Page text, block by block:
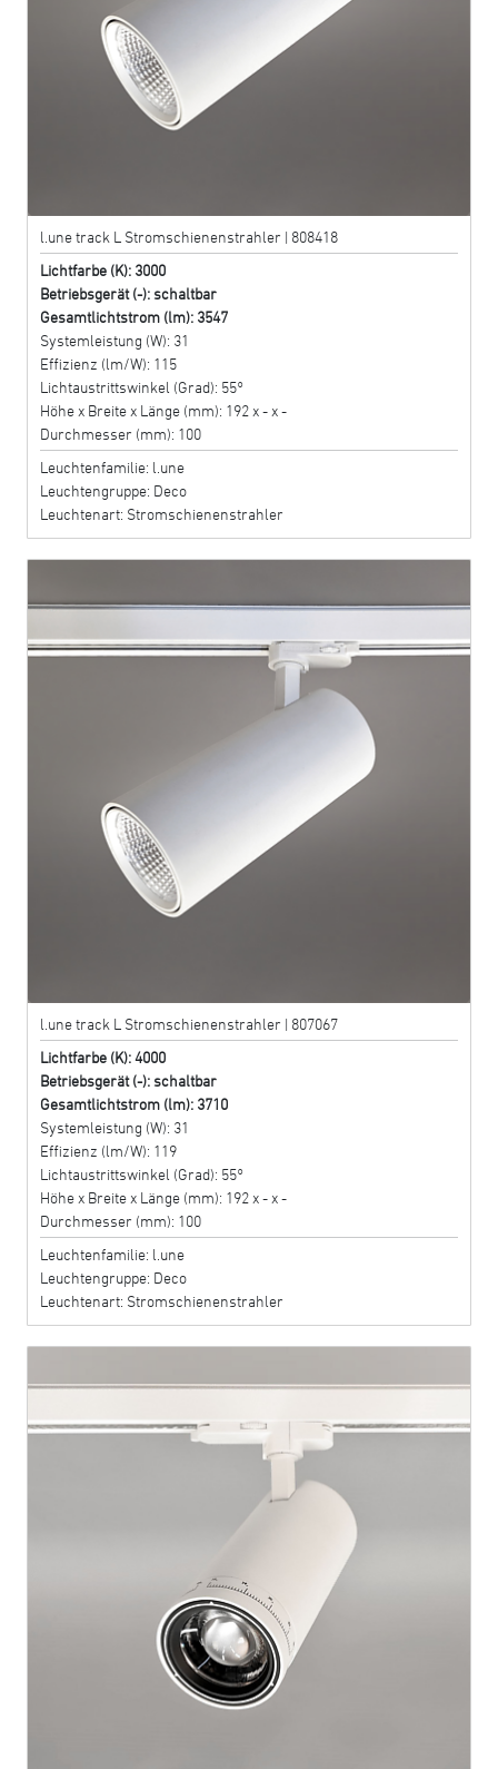
l.une track L Stromschienenstrahler | 808418
Lichtfarbe (K): 3000
Betriebsgerät (-): schaltbar
Gesamtlichtstrom (lm): 3547
Systemleistung (W): 31
Effizienz (lm/W): 115
Lichtaustrittswinkel (Grad): 55°
Höhe x Breite x Länge (mm): 192 x - x -
Durchmesser (mm): 100
Leuchtenfamilie: l.une
Leuchtengruppe: Deco
Leuchtenart: Stromschienenstrahler
l.une track L Stromschienenstrahler | 807067
Lichtfarbe (K): 4000
Betriebsgerät (-): schaltbar
Gesamtlichtstrom (lm): 3710
Systemleistung (W): 31
Effizienz (lm/W): 119
Lichtaustrittswinkel (Grad): 55°
Höhe x Breite x Länge (mm): 192 x - x -
Durchmesser (mm): 100
Leuchtenfamilie: l.une
Leuchtengruppe: Deco
Leuchtenart: Stromschienenstrahler